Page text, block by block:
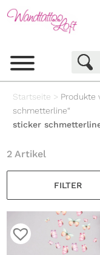
Startseite > Produkte
schmetterline“
sticker
FILTER
2 Artikel